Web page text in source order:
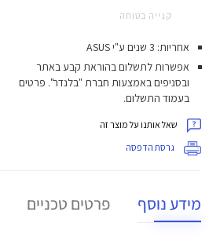
קנייה בטוחה
אחריות: 3 שנים ע"י ASUS
אפשרות לתשלום בהוראת קבע באתר
ובסניפים באמצעות חברת "בלנדר". פרטים
בעמוד התשלום.
שאל אותנו על מוצר זה
גרסת הדפסה
מידע נוסף פרטים טכניים